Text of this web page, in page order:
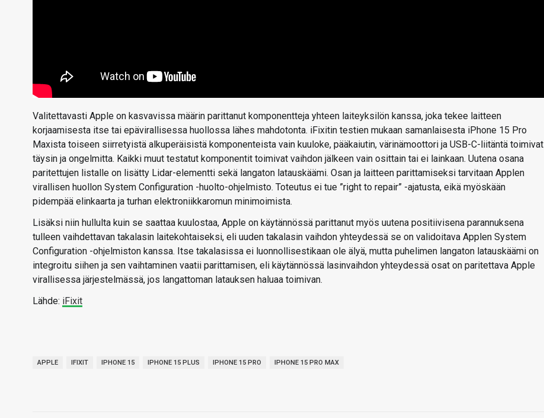
Valitettavasti Apple on kasvavissa määrin parittanut komponentteja yhteen laiteyksilön kanssa, joka tekee laitteen
korjaamisesta itse tai epävirallisessa huollossa lähes mahdotonta. iFixitin testien mukaan samanlaisesta iPhone 15 Pro
Maxista toiseen siirretyistä alkuperäisistä komponenteista vain kuuloke, pääkaiutin, värinämoottori ja USB-C-liitäntä toimivat
täysin ja ongelmitta. Kaikki muut testatut komponentit toimivat vaihdon jälkeen vain osittain tai ei lainkaan. Uutena osana
paritettujen listalle on lisätty Lidar-elementti sekä langaton latauskäämi. Osan ja laitteen parittamiseksi tarvitaan Applen
virallisen huollon System Configuration -huolto-ohjelmisto. Toteutus ei tue ”right to repair” -ajatusta, eikä myöskään
pidempää elinkaarta ja turhan elektroniikkaromun minimoimista.
Lisäksi niin hullulta kuin se saattaa kuulostaa, Apple on käytännössä parittanut myös uutena positiivisena parannuksena
tulleen vaihdettavan takalasin laitekohtaiseksi, eli uuden takalasin vaihdon yhteydessä se on validoitava Applen System
Configuration -ohjelmiston kanssa. Itse takalasissa ei luonnollisestikaan ole älyä, mutta puhelimen langaton latauskäämi on
integroitu siihen ja sen vaihtaminen vaatii parittamisen, eli käytännössä lasinvaihdon yhteydessä osat on paritettava Apple
virallisessa järjestelmässä, jos langattoman latauksen haluaa toimivan.
Lähde: iFixit
APPLE IFIXIT IPHONE 15 IPHONE 15 PLUS IPHONE 15 PRO IPHONE 15 PRO MAX